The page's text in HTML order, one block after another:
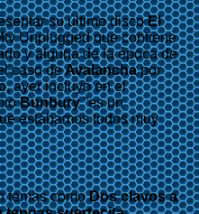
su último discoEl
Unplugged que contiene
y alguna de la época de
caso deAvalanchapor
ayer incluyó en el
Bunbury”es un
estábamos todos muy
temas comoDos clavos a